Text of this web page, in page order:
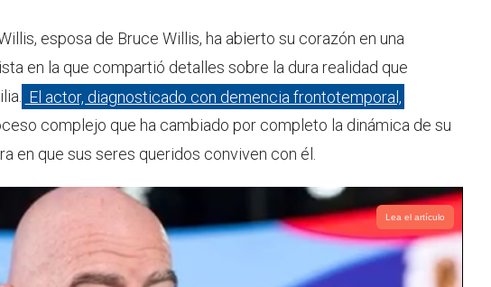
esposa de Bruce Willis, ha abierto su corazón en una
en la que compartió detalles sobre la dura realidad que
El actor, diagnosticado con demencia frontotemporal,
complejo que ha cambiado por completo la dinámica de su
en que sus seres queridos conviven con él.
Lea el artículo